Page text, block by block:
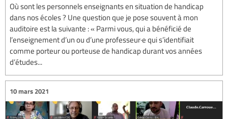
Où sont les personnels enseignants en situation de handicap
dans nos écoles ? Une question que je pose souvent à mon
auditoire est la suivante : « Parmi vous, qui a bénéficié de
l’enseignement d’un ou d’une professeur·e qui s’identifiait
comme porteur ou porteuse de handicap durant vos années
d’études...
10 mars 2021